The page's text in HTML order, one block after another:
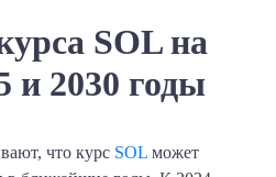
SOL на
и 2030 годы
что курс SOL может